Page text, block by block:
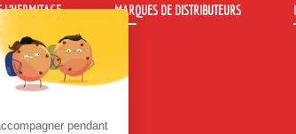
l’Hermitage 10cl
MARQUES DE DISTRIBUTEURS